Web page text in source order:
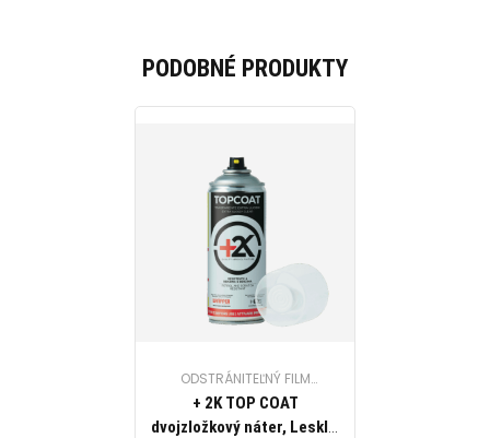
PODOBNÉ PRODUKTY
ODSTRÁNITEĽNÝ FILM
(STRIEKATEĽNÁ OCHRANNÁ
GUMA)
+ 2K TOP COAT
dvojzložkový náter, Lesklý,